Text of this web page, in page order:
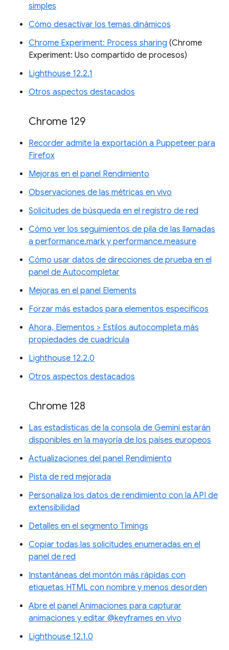
simples
Cómo desactivar los temas dinámicos
Chrome Experiment: Process sharing (Chrome
Experiment: Uso compartido de procesos)
Lighthouse 12.2.1
Otros aspectos destacados
Chrome 129
Recorder admite la exportación a Puppeteer para
Firefox
Mejoras en el panel Rendimiento
Observaciones de las métricas en vivo
Solicitudes de búsqueda en el registro de red
Cómo ver los seguimientos de pila de las llamadas
a performance.mark y performance.measure
Cómo usar datos de direcciones de prueba en el
panel de Autocompletar
Mejoras en el panel Elements
Forzar más estados para elementos específicos
Ahora, Elementos > Estilos autocompleta más
propiedades de cuadrícula
Lighthouse 12.2.0
Otros aspectos destacados
Chrome 128
Las estadísticas de la consola de Gemini estarán
disponibles en la mayoría de los países europeos
Actualizaciones del panel Rendimiento
Pista de red mejorada
Personaliza los datos de rendimiento con la API de
extensibilidad
Detalles en el segmento Timings
Copiar todas las solicitudes enumeradas en el
panel de red
Instantáneas del montón más rápidas con
etiquetas HTML con nombre y menos desorden
Abre el panel Animaciones para capturar
animaciones y editar @keyframes en vivo
Lighthouse 12.1.0